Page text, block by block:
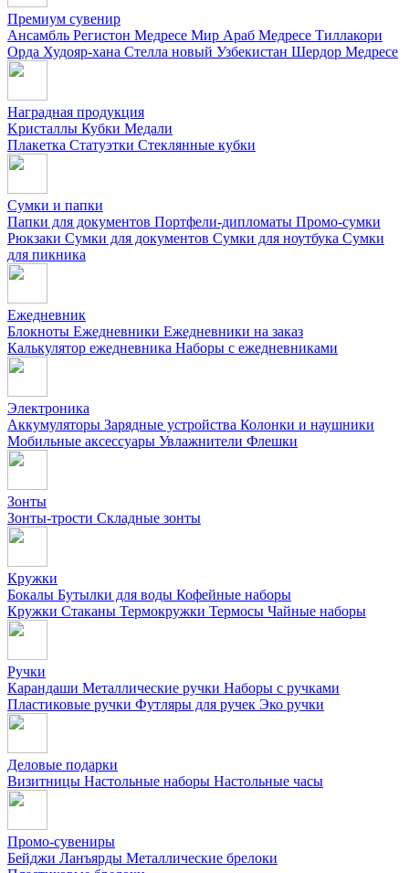
Премиум сувенир
Ансамбль Регистон Медресе Мир Араб Медресе Тиллакори
Орда Худояр-хана Стелла новый Узбекистан Шердор Медресе
Наградная продукция
Kристаллы Кубки Медали
Плакетка Статуэтки Стеклянные кубки
Сумки и папки
Папки для документов Портфели-дипломаты Промо-сумки
Рюкзаки Сумки для документов Сумки для ноутбука Сумки
для пикника
Ежедневник
Блокноты Ежедневники Ежедневники на заказ
Калькулятор ежедневника Наборы с ежедневниками
Электроника
Аккумуляторы Зарядные устройства Колонки и наушники
Мобильные аксессуары Увлажнители Флешки
Зонты
Зонты-трости Складные зонты
Кружки
Бокалы Бутылки для воды Кофейные наборы
Кружки Стаканы Термокружки Термосы Чайные наборы
Ручки
Карандаши Металлические ручки Наборы с ручками
Пластиковые ручки Футляры для ручек Эко ручки
Деловые подарки
Визитницы Настольные наборы Настольные часы
Промо-сувениры
Бейджи Ланъярды Металлические брелоки